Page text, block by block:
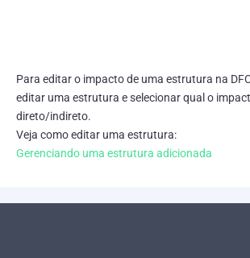
Para editar o impacto de uma estrutura na
editar uma estrutura e selecionar qual o
direto/indireto.
Veja como editar uma estrutura:
Gerenciando uma estrutura adicionada